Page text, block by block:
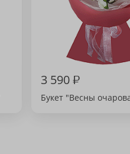
3 590₽
Букет "Весны